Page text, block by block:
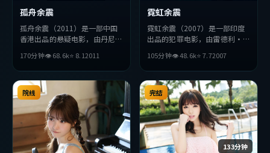
孤舟余震
孤舟余震（2011）是一部中国
香港出品的悬疑电影，由丹尼斯
华、胡歌等主演。影片在叙事与
视听上力求突破，探讨人性与抉
择，节奏张弛有度，适合喜欢该
类型的观众完整观看。
170分钟👁68.6k⭐ 8.12011
霓虹余震
霓虹余震（2007）是一部印度
出品的犯罪电影，由雷德利·
朴海日等主演。影片在叙事与视
听上力求突破，探讨人性与抉
择，节奏张弛有度，适合喜欢该
类型的观众完整观看。
105分钟👁48.6k⭐7.72007
院线
133分钟
完结